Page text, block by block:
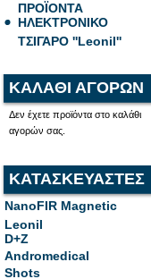
ΠΡΟΪΟΝΤΑ
ΗΛΕΚΤΡΟΝΙΚΟ
ΤΣΙΓΑΡΟ ''Leonil''
ΚΑΛΑΘΙ ΑΓΟΡΩΝ
Δεν έχετε προϊόντα στο καλάθι
αγορών σας.
ΚΑΤΑΣΚΕΥΑΣΤΕΣ
NanoFIR Magnetic
Leonil
D+Z
Andromedical
Shots